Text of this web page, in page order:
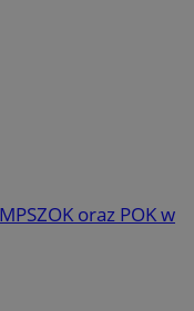
oraz POK w